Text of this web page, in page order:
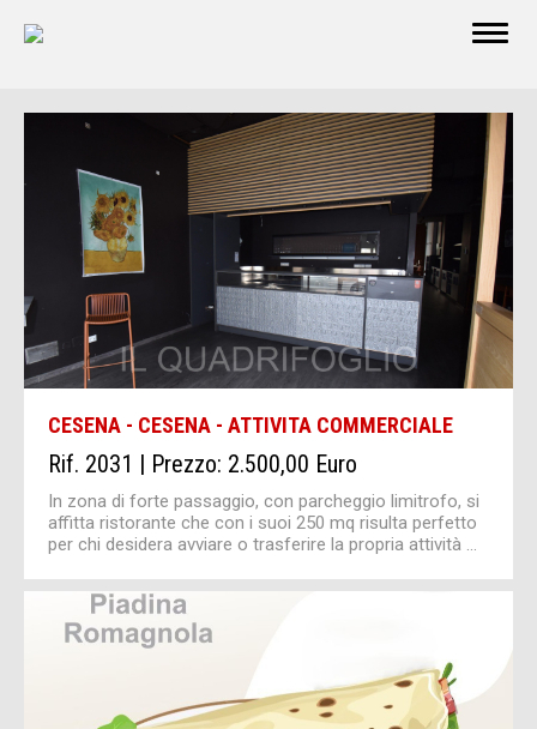
CESENA - CESENA - ATTIVITA COMMERCIALE
Rif. 2031 | Prezzo: 2.500,00 Euro
In zona di forte passaggio, con parcheggio limitrofo, si
affitta ristorante che con i suoi 250 mq risulta perfetto
per chi desidera avviare o trasferire la propria attività ...